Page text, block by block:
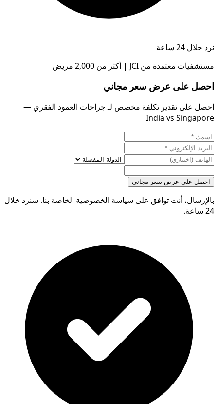
نرد خلال 24 ساعة
مستشفيات معتمدة من JCI | أكثر من 2,000 مريض
احصل على عرض سعر مجاني
احصل على تقدير تكلفة مخصص لـ جراحات العمود الفقري —
India vs Singapore
احصل على عرض سعر مجاني
بالإرسال، أنت توافق على سياسة الخصوصية الخاصة بنا. سنرد خلال
24 ساعة.